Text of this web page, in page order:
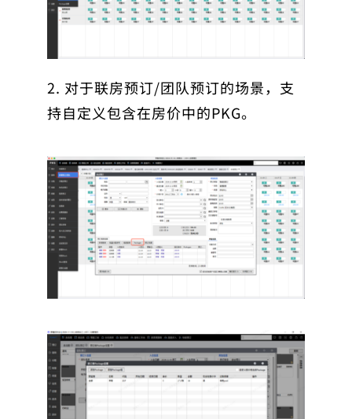
2. 对于联房预订/团队预订的场景，支
持自定义包含在房价中的PKG。